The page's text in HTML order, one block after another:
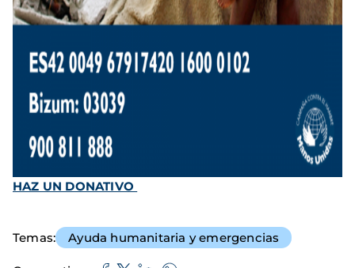
HAZ UN DONATIVO
Temas Ayuda humanitaria y emergencias